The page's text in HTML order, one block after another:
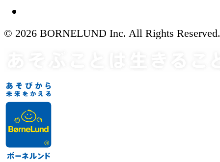
© 2026 BORNELUND Inc. All Rights Reserved.